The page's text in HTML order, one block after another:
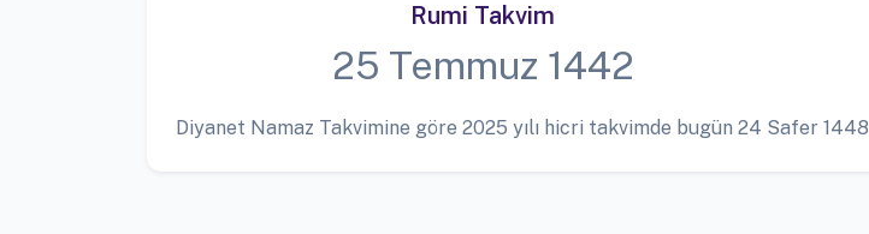
Rumi Takvim
25 Temmuz 1442
Diyanet Namaz Takvimine göre 2025 yılı hicri takvimde bugün 24 Safer 1448